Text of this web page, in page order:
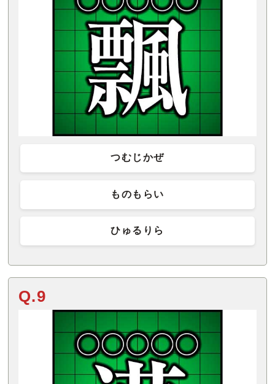
つむじかぜ
ものもらい
ひゅるりら
Q.9